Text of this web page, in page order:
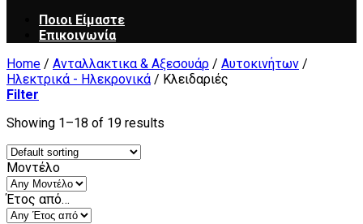
Ποιοι Είμαστε
Επικοινωνία
Home / Ανταλλακτικα & Αξεσουάρ / Αυτοκινήτων /
Ηλεκτρικά - Ηλεκρονικά / Κλειδαριές
Filter
Showing 1–18 of 19 results
Μοντέλο
Έτος από…